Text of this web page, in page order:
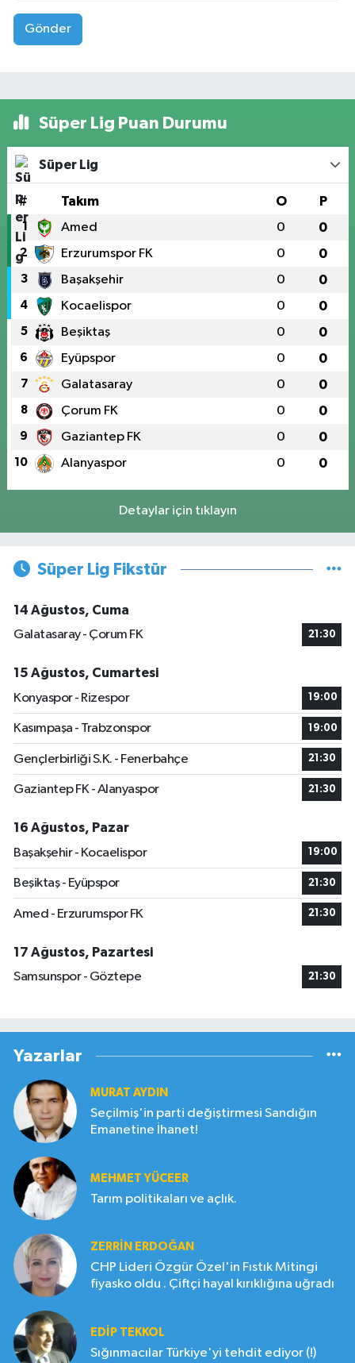
Gönder
Süper Lig Puan Durumu
Süper Lig
# Takım O P
1 Amed 0 0
2 Erzurumspor FK 0 0
3 Başakşehir 0 0
4 Kocaelispor 0 0
5 Beşiktaş 0 0
6 Eyüpspor 0 0
7 Galatasaray 0 0
8 Çorum FK 0 0
9 Gaziantep FK 0 0
10 Alanyaspor 0 0
Detaylar için tıklayın
Süper Lig Fikstür
14 Ağustos, Cuma
Galatasaray - Çorum FK
21:30
15 Ağustos, Cumartesi
Konyaspor - Rizespor
19:00
Kasımpaşa - Trabzonspor 19:00
Gençlerbirliği S.K. - Fenerbahçe 21:30
Gaziantep FK - Alanyaspor 21:30
16 Ağustos, Pazar
Başakşehir - Kocaelispor
19:00
Beşiktaş - Eyüpspor 21:30
Amed - Erzurumspor FK 21:30
17 Ağustos, Pazartesi
Samsunspor - Göztepe
21:30
Yazarlar
MURAT AYDIN
Seçilmiş'in parti değiştirmesi Sandığın
Emanetine İhanet!
MEHMET YÜCEER
Tarım politikaları ve açlık.
ZERRIN ERDOĞAN
CHP Lideri Özgür Özel'in Fıstık Mitingi
fiyasko oldu . Çiftçi hayal kırıklığına uğradı
EDIP TEKKOL
Sığınmacılar Türkiye'yi tehdit ediyor (!)